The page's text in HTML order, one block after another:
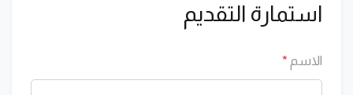
استمارة التقديم
الاسم *